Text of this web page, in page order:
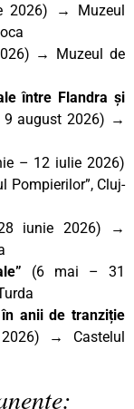
2026) → Muzeul
→ Muzeul de
între Flandra și
9 august 2026) →
– 12 iulie 2026)
Pompierilor”, Cluj-
iunie 2026) →
(6 mai – 31
anii de tranziție
→ Castelul